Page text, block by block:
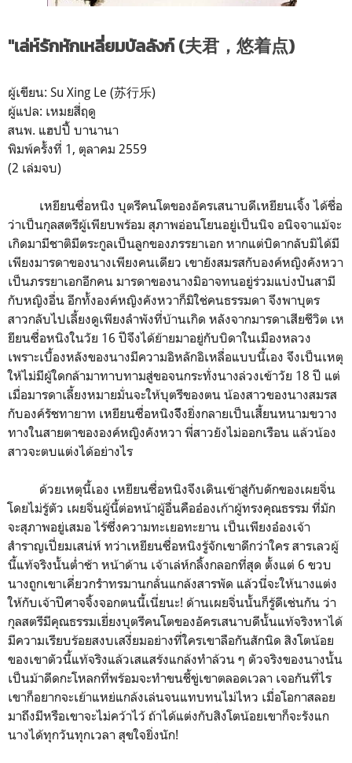
"เล่ห์รักหักเหลี่ยมบัลลังก์ (夫君，悠着点)
ผู้เขียน: Su Xing Le (苏行乐)
ผู้แปล: เหมยสี่ฤดู
สนพ. แฮปปี้ บานานา
พิมพ์ครั้งที่ 1, ตุลาคม 2559
(2 เล่มจบ)
เหยียนซื่อหนิง บุตรีคนโตของอัครเสนาบดีเหยียนเจิ้ง ได้ชื่อ
ว่าเป็นกุลสตรีผู้เพียบพร้อม สุภาพอ่อนโยนอยู่เป็นนิจ อนิจจาแม้จะ
เกิดมามีชาติมีตระกูลเป็นลูกของภรรยาเอก หากแต่บิดากลับมิได้มี
เพียงมารดาของนางเพียงคนเดียว เขายังสมรสกับองค์หญิงคังหวา
เป็นภรรยาเอกอีกคน มารดาของนางมิอาจทนอยู่ร่วมแบ่งปันสามี
กับหญิงอื่น อีกทั้งองค์หญิงคังหวาก็มิใช่คนธรรมดา จึงพาบุตร
สาวกลับไปเลี้ยงดูเพียงลำพังที่บ้านเกิด หลังจากมารดาเสียชีวิต เห
ยียนซื่อหนิงในวัย 16 ปีจึงได้ย้ายมาอยู่กับบิดาในเมืองหลวง
เพราะเบื้องหลังของนางมีความอิหลักอิเหลื่อแบบนี้เอง จึงเป็นเหตุ
ให้ไม่มีผู้ใดกล้ามาทาบทามสู่ขอจนกระทั่งนางล่วงเข้าวัย 18 ปี แต่
เมื่อมารดาเลี้ยงหมายมั่นจะให้บุตรีของตน น้องสาวของนางสมรส
กับองค์รัชทายาท เหยียนซื่อหนิงจึิงยิ่งกลายเป็นเสี้ยนหนามขวาง
ทางในสายตาขององค์หญิงคังหวา พี่สาวยังไม่ออกเรือน แล้วน้อง
สาวจะตบแต่งได้อย่างไร
ด้วยเหตุนี้เอง เหยียนซื่อหนิงจึงเดินเข้าสู่กับดักของเผยจิ่น
โดยไม่รู้ตัว เผยจิ่นผู้นี้ต่อหน้าผู้อื่นคืออ๋องเก้าผู้ทรงคุณธรรม ที่มัก
จะสุภาพอยู่เสมอ ไร้ซึ่งความทะเยอทะยาน เป็นเพียงอ๋องเจ้า
สำราญเปี่ยมเสน่ห์ ทว่าเหยียนซื่อหนิงรู้จักเขาดีกว่าใคร สารเลวผู้
นี้แท้จริงนั้นต่ำช้า หน้าด้าน เจ้าเล่ห์กลิ้งกลอกที่สุด ตั้งแต่ 6 ขวบ
นางถูกเขาเคี่ยวกรำทรมานกลั่นแกล้งสารพัด แล้วนี่จะให้นางแต่ง
ให้กับเจ้าปีศาจจิ้งจอกตนนี้เนี่ยนะ! ด้านเผยจิ่นนั้นก็รู้ดีเช่นกัน ว่า
กุลสตรีมีคุณธรรมเยี่ยงบุตรีคนโตของอัครเสนาบดีนั้นแท้จริงหาได้
มีความเรียบร้อยสงบเสงี่ยมอย่างที่ใครเขาลือกันสักนิด สิงโตน้อย
ของเขาตัวนี้แท้จริงแล้วเสแสร้งแกล้งทำล้วน ๆ ตัวจริงของนางนั้น
เป็นม้าดีดกะโหลกที่พร้อมจะทำขนชี้ขู่เขาตลอดเวลา เจอกันที่ไร
เขาก็อยากจะเย้าแหย่แกล้งเล่นจนแทบทนไม่ไหว เมื่อโอกาสลอย
มาถึงมีหรือเขาจะไม่คว้าไว้ ถ้าได้แต่งกับสิงโตน้อยเขาก็จะรังแก
นางได้ทุกวันทุกเวลา สุขใจยิ่งนัก!